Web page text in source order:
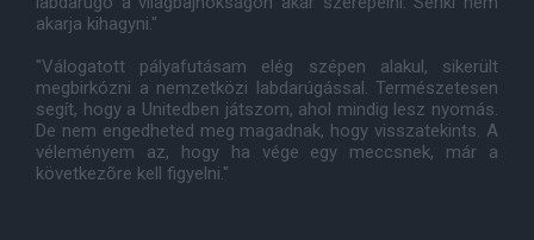
akarja kihagyni."
"Válogatott pályafutásam elég szépen alakul, sikerült
megbirkózni a nemzetközi labdarúgással. Természetesen
segít, hogy a Unitedben játszom, ahol mindig lesz nyomás.
De nem engedheted meg magadnak, hogy visszatekints. A
véleményem az, hogy ha vége egy meccsnek, már a
következõre kell figyelni."